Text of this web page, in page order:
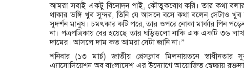
আমরা সবাই একটু বিনোদন পাই, কৌতুকবোধ করি। তার কথা বলার
থাকার ভঙ্গি খুব সুন্দর, তিনি যে আসনে বসে কথা বলেন সেটাও খুব
সুদর্শন মানুষ। চমৎকার কটি পরে, তার ওপরে নোকা মার্কার পিন
না। পত্রপত্রিকায় বের হয়েছে তার ঘড়িগুলো নাকি এক একটি ৩৬
দামের। আসলে দাম কত আমরা সেটা জানি না।”
শনিবার (১৩ মার্চ) জাতীয় প্রেসক্লাব মিলনায়তনে স্বাধীনতার
এ্যাসোসিয়েশন অব বাংলাদেশ এর উদ্যোগে আয়োজিত স্বেচ্ছায়